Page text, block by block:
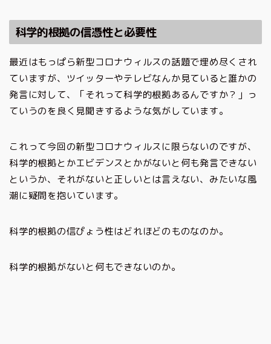
科学的根拠の信憑性と必要性
最近はもっぱら新型コロナウィルスの話題で埋め尽くされ
ていますが、ツイッターやテレビなんか見ていると誰かの
発言に対して、「それって科学的根拠あるんですか？」っ
ていうのを良く見聞きするような気がしています。
これって今回の新型コロナウィルスに限らないのですが、
科学的根拠とかエビデンスとかがないと何も発言できない
というか、それがないと正しいとは言えない、みたいな風
潮に疑問を抱いています。
科学的根拠の信ぴょう性はどれほどのものなのか。
科学的根拠がないと何もできないのか。